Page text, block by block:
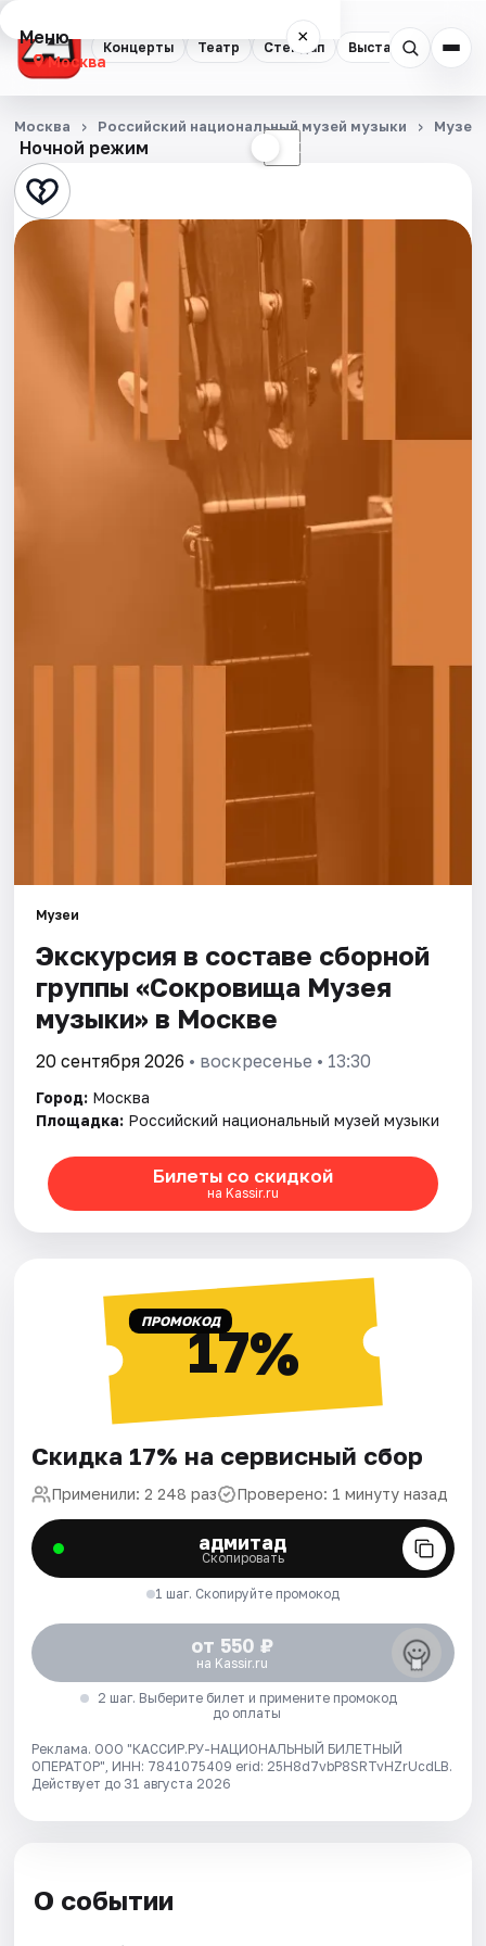
Концерты Театр Стендап Выставки
Меню ×
Москва
Концерты
Театр
Стендап
Ночной режим ☾
Москва Российский национальный музей музыки Музеи
Музеи
Экскурсия в составе сборной
группы «Сокровища Музея
музыки» в Москве
20 сентября 2026 • воскресенье • 13:30
Город: Москва
Площадка: Российский национальный музей музыки
Билеты со скидкой
на Kassir.ru
ПРОМОКОД17%
Скидка 17% на сервисный сбор
Применили: 2 248 раз Проверено: 1 минуту назад
адмитад
Скопировать
1 шаг. Скопируйте промокод
от 550 ₽
на Kassir.ru
2 шаг. Выберите билет и примените промокод
до оплаты
Реклама. ООО "КАССИР.РУ-НАЦИОНАЛЬНЫЙ БИЛЕТНЫЙ
ОПЕРАТОР", ИНН: 7841075409 erid: 25H8d7vbP8SRTvHZrUcdLB.
Действует до 31 августа 2026
О событии